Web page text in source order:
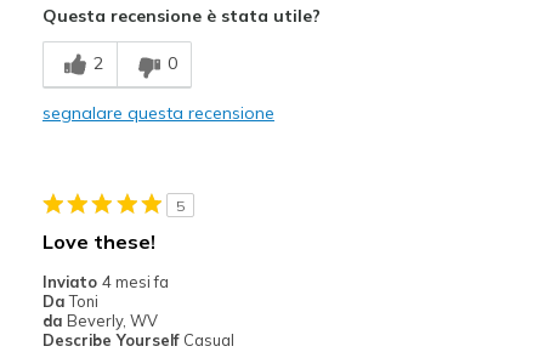
Breathe Well
Comfortable
Going Out
Questa recensione è stata utile?
2 0
segnalare questa recensione
5
Love these!
Inviato 4 mesi fa
Da Toni
da Beverly, WV
Describe Yourself Casual